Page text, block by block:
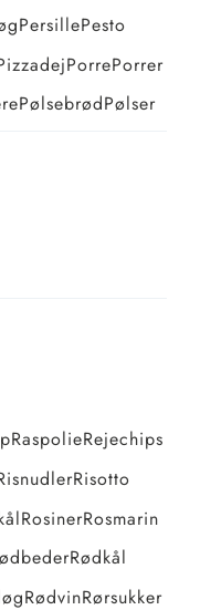
PersillePesto
PorrePorrer
PølsebrødPølser
RaspolieRejechips
Risotto
RosinerRosmarin
Rødkål
RødvinRørsukker